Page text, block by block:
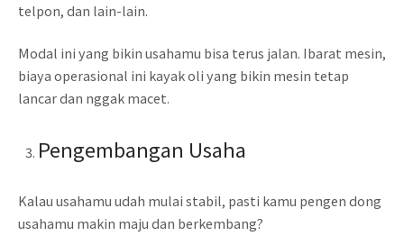
telpon, dan lain-lain.
Modal ini yang bikin usahamu bisa terus jalan. Ibarat mesin,
biaya operasional ini kayak oli yang bikin mesin tetap
lancar dan nggak macet.
Pengembangan Usaha
Kalau usahamu udah mulai stabil, pasti kamu pengen dong
usahamu makin maju dan berkembang?